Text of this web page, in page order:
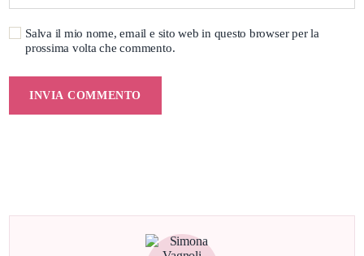
Salva il mio nome, email e sito web in questo browser per la
prossima volta che commento.